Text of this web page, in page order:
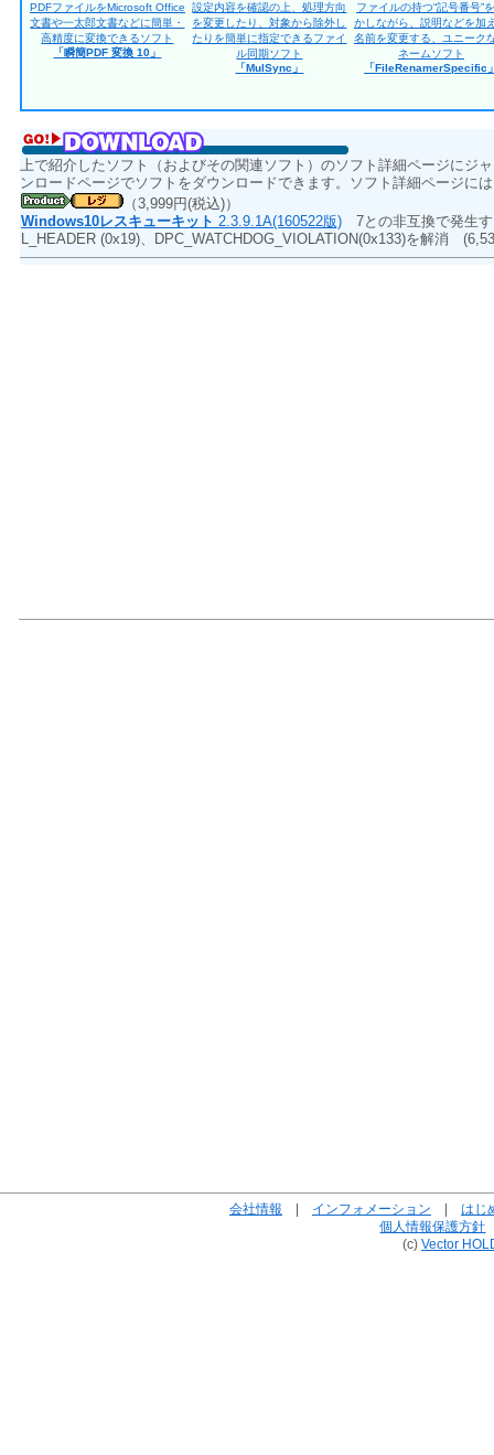
PDFファイルをMicrosoft Office
文書や一太郎文書などに簡単・
高精度に変換できるソフト
「瞬簡PDF 変換 10」
設定内容を確認の上、処理方向
を変更したり、対象から除外し
たりを簡単に指定できるファイ
ル同期ソフト
「MulSync」
ファイルの持つ“記号番号”
かしながら、説明などを加
名前を変更する、ユニーク
ネームソフト
「FileRenamerSpecific
上で紹介したソフト（およびその関連ソフト）のソフト詳細ページにジ
ンロードページでソフトをダウンロードできます。ソフト詳細ページに
（3,999円(税込)）
Windows10レスキューキット 2.3.9.1A(160522版) 7との非互換で発生
L_HEADER (0x19)、DPC_WATCHDOG_VIOLATION(0x133)を解消
会社情報 インフォメーション
はじ
個人情報保護方針
(c) Vector